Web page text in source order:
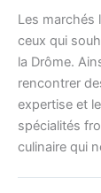
Les marchés
ceux qui
la Drôme.
rencontrer
expertise et
spécialités
culinaire qui